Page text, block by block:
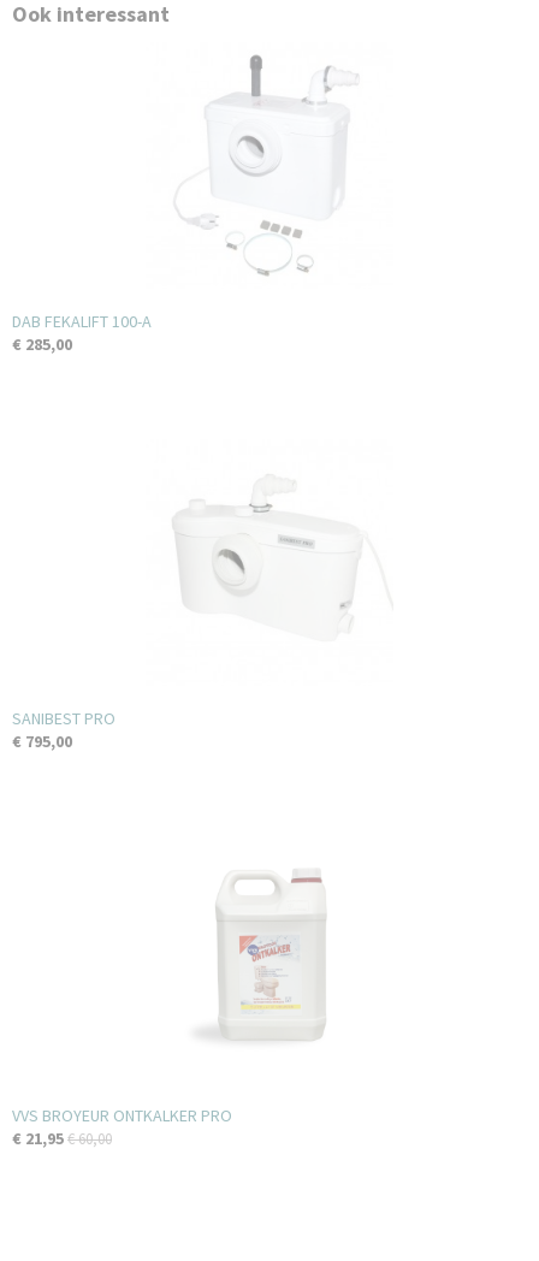
Ook interessant
DAB FEKALIFT 100-A
€ 285,00
SANIBEST PRO
€ 795,00
VVS BROYEUR ONTKALKER PRO
€ 21,95€ 60,00